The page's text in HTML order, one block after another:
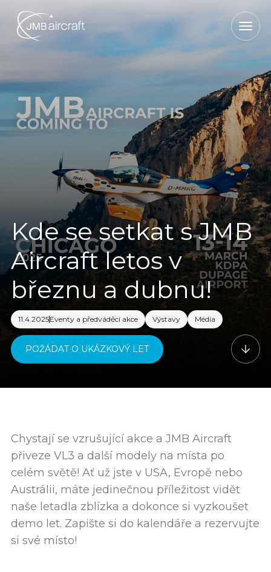
Kde se setkat s JMB
Aircraft letos v
březnu a dubnu!
11.4.2025Eventy a předváděcí akce Výstavy Média
POŽÁDAT O UKÁZKOVÝ LET
Chystají se vzrušující akce a JMB Aircraft
přiveze VL3 a další modely na místa po
celém světě! Ať už jste v USA, Evropě nebo
Austrálii, máte jedinečnou příležitost vidět
naše letadla zblízka a dokonce si vyzkoušet
demo let. Zapište si do kalendáře a rezervujte
si své místo!